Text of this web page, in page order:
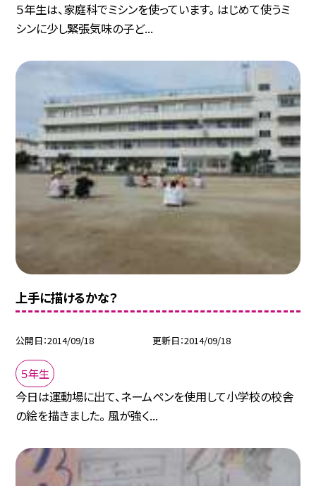
５年生は、家庭科でミシンを使っています。 はじめて使うミ
シンに少し緊張気味の子ど...
上手に描けるかな？
公開日 2014/09/18 更新日 2014/09/18
５年生
今日は運動場に出て、ネームペンを使用して小学校の校舎
の絵を描きました。 風が強く...